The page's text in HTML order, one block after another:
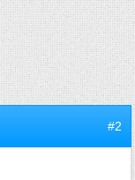
#2